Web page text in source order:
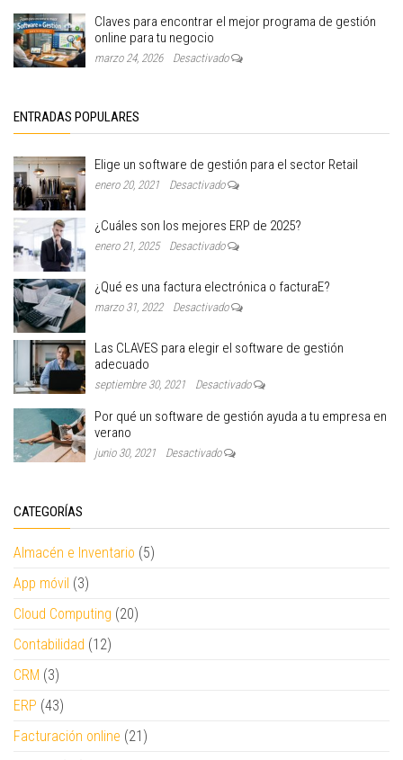
Claves para encontrar el mejor programa de gestión
online para tu negocio
marzo 24, 2026 Desactivado
ENTRADAS POPULARES
Elige un software de gestión para el sector Retail
enero 20, 2021 Desactivado
¿Cuáles son los mejores ERP de 2025?
enero 21, 2025 Desactivado
¿Qué es una factura electrónica o facturaE?
marzo 31, 2022 Desactivado
Las CLAVES para elegir el software de gestión
adecuado
septiembre 30, 2021 Desactivado
Por qué un software de gestión ayuda a tu empresa en
verano
junio 30, 2021 Desactivado
CATEGORÍAS
Almacén e Inventario (5)
App móvil (3)
Cloud Computing (20)
Contabilidad (12)
CRM (3)
ERP (43)
Facturación online (21)